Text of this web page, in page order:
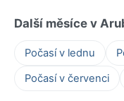
Další měsíce v
Počasí v lednu
Počasí v červenci